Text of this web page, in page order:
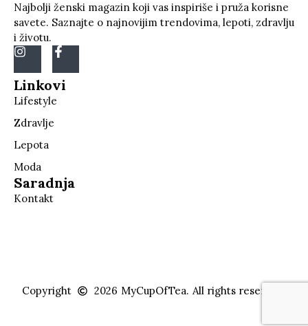
Najbolji ženski magazin koji vas inspiriše i pruža korisne
savete. Saznajte o najnovijim trendovima, lepoti, zdravlju
i životu.
Linkovi
Lifestyle
Zdravlje
Lepota
Moda
Saradnja
Kontakt
Copyright 2026 MyCupOfTea. All rights reserved.